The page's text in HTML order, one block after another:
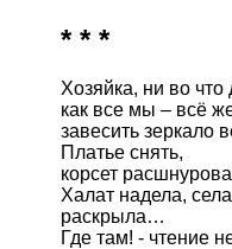
* * *
Хозяйка, ни во
как все мы – всё
завесить зеркало
Платье снять,
корсет
Халат надела,
раскрыла…
Где там! - чтение